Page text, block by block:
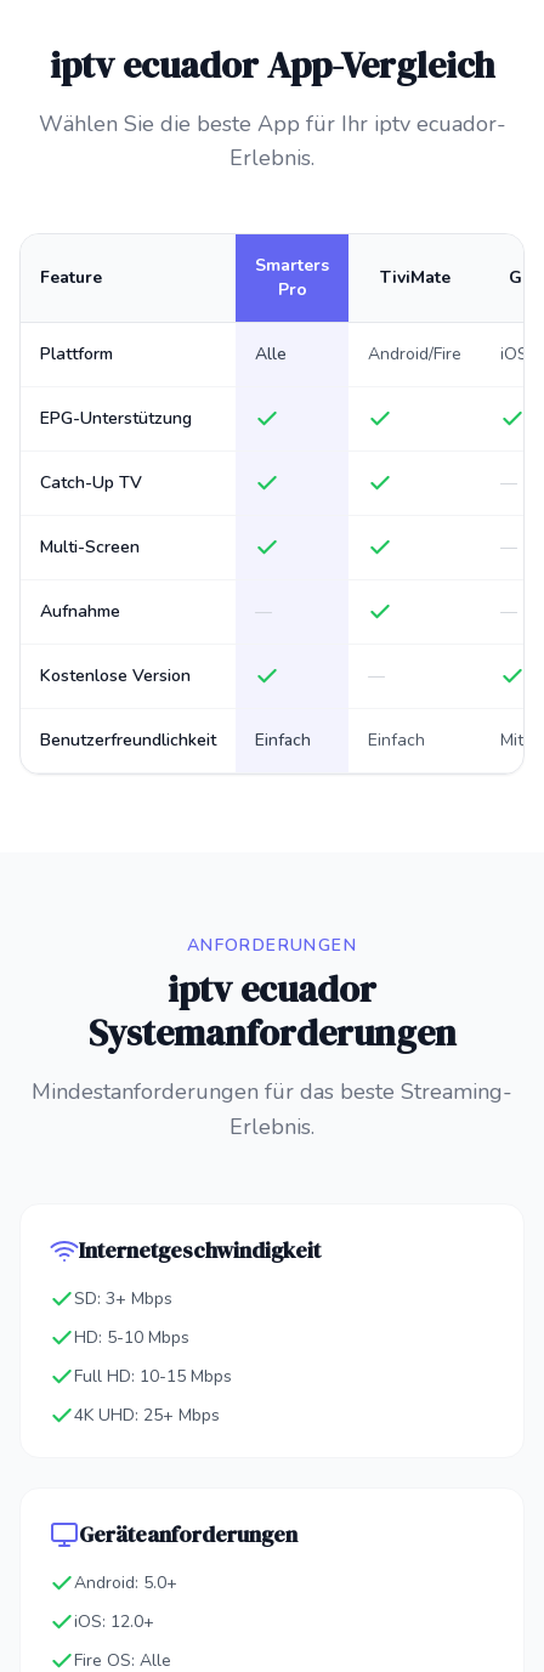
iptv ecuador App-Vergleich
Wählen Sie die beste App für Ihr iptv ecuador-
Erlebnis.
Feature
Smarters
Pro
TiviMate
Plattform Alle Android/Fire iOS/
EPG-Unterstützung
Catch-Up TV —
Multi-Screen —
Aufnahme — —
Kostenlose Version —
Benutzerfreundlichkeit Einfach Einfach Mittel
ANFORDERUNGEN
iptv ecuador
Systemanforderungen
Mindestanforderungen für das beste Streaming-
Erlebnis.
Internetgeschwindigkeit
SD: 3+ Mbps
HD: 5-10 Mbps
Full HD: 10-15 Mbps
4K UHD: 25+ Mbps
Geräteanforderungen
Android: 5.0+
iOS: 12.0+
Fire OS: Alle